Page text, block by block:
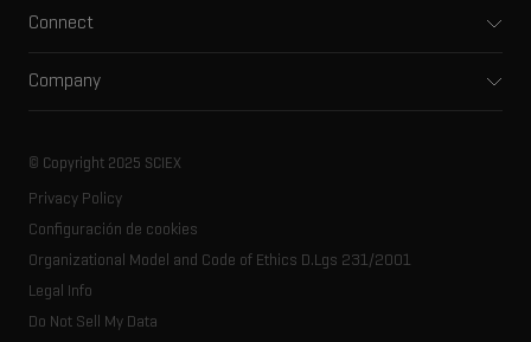
Integrated solutions
Spectral libraries
Consumables
Clinical
Food and beverage
Life science research
Connect
Training
Careers
Resource library
Company
SCIEX stories
Latest news
Executive management
© Copyright 2025 SCIEX
Privacy Policy
Configuración de cookies
Organizational Model and Code of Ethics D.Lgs 231/2001
Legal Info
Do Not Sell My Data